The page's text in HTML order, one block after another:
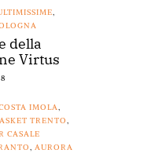
,
della
Virtus
IMOLA,
TRENTO,
CASALE
, AURORA